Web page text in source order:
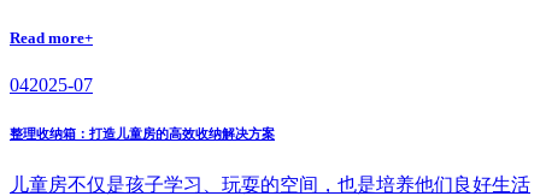
Read more+
042025-07
整理收纳箱：打造儿童房的高效收纳解决方案
儿童房不仅是孩子学习、玩耍的空间，也是培养他们良好生活